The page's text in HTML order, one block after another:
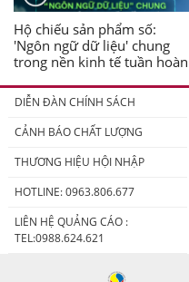
Hộ chiếu sản phẩm số:
'Ngôn ngữ dữ liệu' chung
trong nền kinh tế tuần hoàn
DIỄN ĐÀN CHÍNH SÁCH
CẢNH BÁO CHẤT LƯỢNG
THƯƠNG HIỆU HỘI NHẬP
HOTLINE: 0963.806.677
LIÊN HỆ QUẢNG CÁO :
TEL:0988.624.621